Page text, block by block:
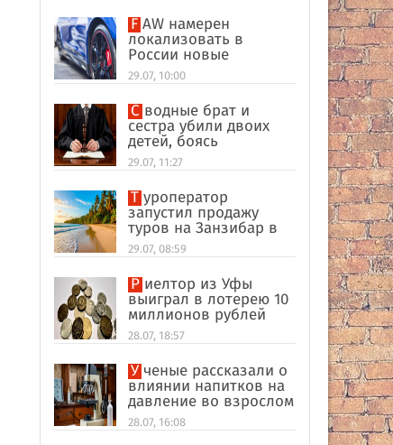
FAW намерен
локализовать в
России новые
кроссоверы
29.07, 10:00
Сводные брат и
сестра убили двоих
детей, боясь
разоблачения инцеста
29.07, 11:27
Туроператор
запустил продажу
туров на Занзибар в
качестве
альтернативы Турции
29.07, 08:59
Риелтор из Уфы
выиграл в лотерею 10
миллионов рублей
28.07, 18:57
Ученые рассказали о
влиянии напитков на
давление во взрослом
возрасте
28.07, 16:08